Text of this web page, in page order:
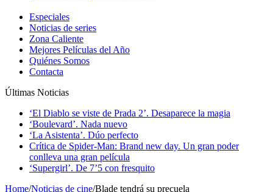
Especiales
Noticias de series
Zona Caliente
Mejores Películas del Año
Quiénes Somos
Contacta
Últimas Noticias
‘El Diablo se viste de Prada 2’. Desaparece la magia
‘Boulevard’. Nada nuevo
‘La Asistenta’. Dúo perfecto
Crítica de Spider-Man: Brand new day. Un gran poder
conlleva una gran película
‘Supergirl’. De 7’5 con fresquito
Home/Noticias de cine/Blade tendrá su precuela